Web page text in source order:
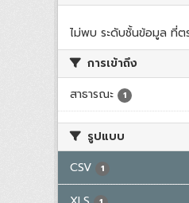
ไม่พบ ระดับชั้นข้อมูล ที่ต
การเข้าถึง
สาธารณะ
1
รูปแบบ
CSV
1